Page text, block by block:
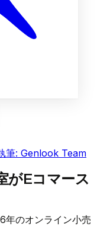
筆: Genlook Team
がEコマース
年のオンライン小売